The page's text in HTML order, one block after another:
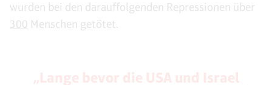
wurden bei den darauffolgenden Repressionen über
300 Menschen getötet.